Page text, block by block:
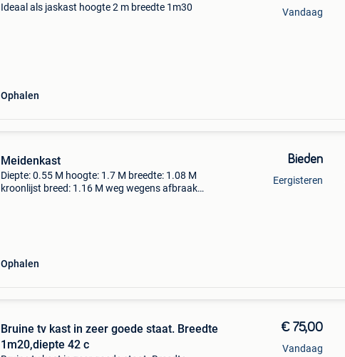
Ideaal als jaskast hoogte 2 m breedte 1m30
Ophalen
Vandaag
Meidenkast
Diepte: 0.55 M hoogte: 1.7 M breedte: 1.08 M
kroonlijst breed: 1.16 M weg wegens afbraak
Ophalen
Bieden
Eergisteren
Bruine tv kast in zeer goede staat. Breedte
1m20,diepte 42 c
€ 75,00
Vandaag